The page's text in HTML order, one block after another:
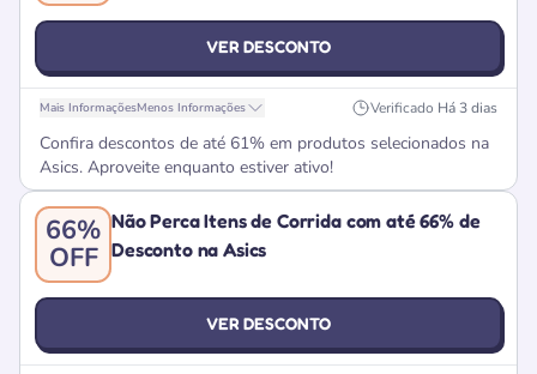
VER DESCONTO
Mais InformaçõesMenos Informações Verificado Há 3 dias
Confira descontos de até 61% em produtos selecionados na
Asics. Aproveite enquanto estiver ativo!
66%
OFF
Não Perca Itens de Corrida com até 66% de
Desconto na Asics
VER DESCONTO